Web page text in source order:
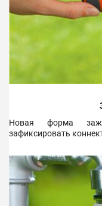
Новая форма
зафиксировать